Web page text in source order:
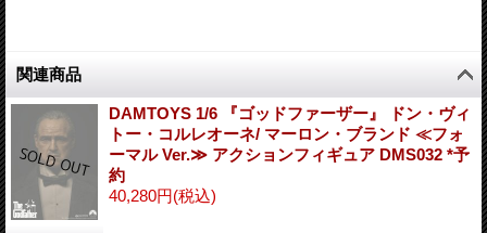
関連商品
DAMTOYS 1/6 『ゴッドファーザー』 ドン・ヴィ
トー・コルレオーネ/ マーロン・ブランド ≪フォ
ーマル Ver.≫ アクションフィギュア DMS032 *予
約
40,280円(税込)